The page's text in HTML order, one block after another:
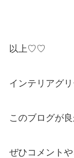
以上♡♡
インテリアグ
このブログが
ぜひコメント